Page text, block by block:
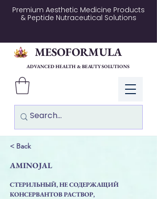
Premium Aesthetic Medicine Products
& Peptide Nutraceutical Solutions
Log In
MESOFORMULA
ADVANCED HEALTH & BEAUTY SOLUTIONS
< Back
AMINOJAL
СТЕРИЛЬНЫЙ, НЕ СОДЕРЖАЩИЙ
КОНСЕРВАНТОВ РАСТВОР,